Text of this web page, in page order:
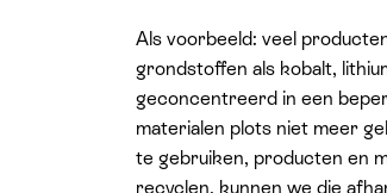
Als voorbeeld: veel
grondstoffen als kobalt,
geconcentreerd in een
materialen plots niet meer
te gebruiken, producten en
recyclen, kunnen we die